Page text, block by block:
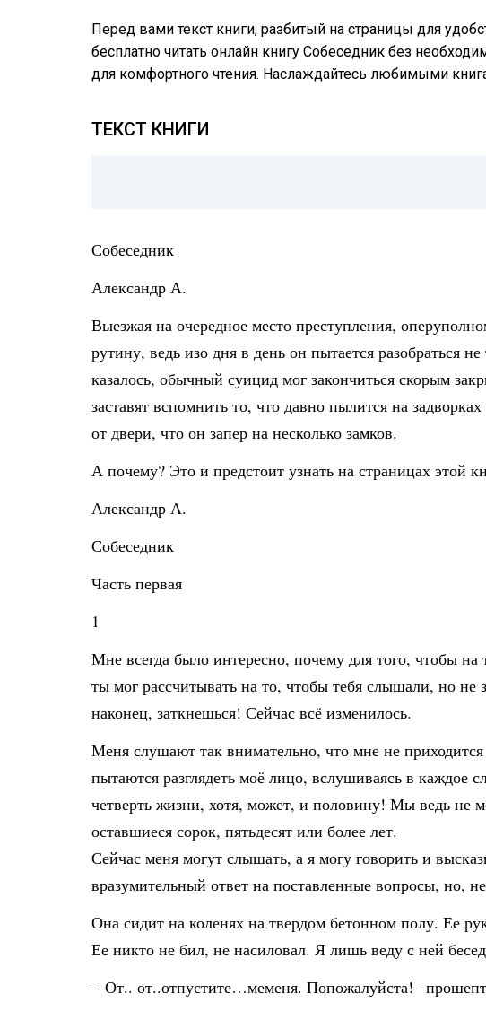
Перед вами текст книги, разбитый на страницы для
бесплатно читать онлайн книгу Собеседник без
для комфортного чтения. Наслаждайтесь любимыми
ТЕКСТ КНИГИ
Собеседник
Александр А.
Выезжая на очередное место преступления,
рутину, ведь изо дня в день он пытается разобраться
казалось, обычный суицид мог закончиться скорым
заставят вспомнить то, что давно пылится на
от двери, что он запер на несколько замков.
А почему? Это и предстоит узнать на страницах этой
Александр А.
Собеседник
Часть первая
1
Мне всегда было интересно, почему для того, чтобы на
ты мог рассчитывать на то, чтобы тебя слышали, но
наконец, заткнешься! Сейчас всё изменилось.
Меня слушают так внимательно, что мне не
пытаются разглядеть моё лицо, вслушиваясь в каждое
четверть жизни, хотя, может, и половину! Мы ведь не
оставшиеся сорок, пятьдесят или более лет.
Сейчас меня могут слышать, а я могу говорить и
вразумительный ответ на поставленные вопросы, но,
Она сидит на коленях на твердом бетонном полу. Ее
Ее никто не бил, не насиловал. Я лишь веду с ней
– От.. от..отпустите…меменя. Попожалуйста!–